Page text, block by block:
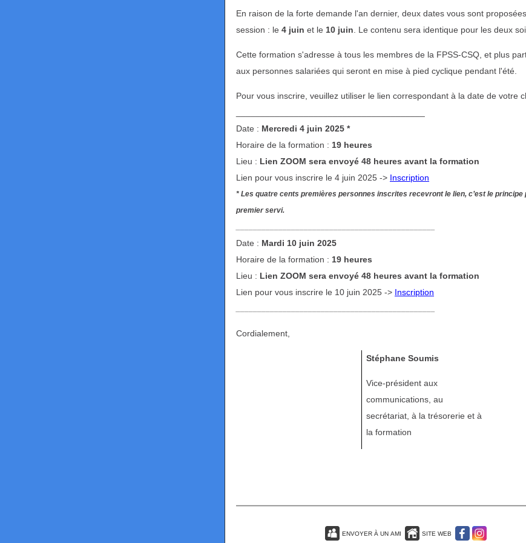
En raison de la forte demande l'an dernier, deux dates vous sont
session : le 4 juin et le 10 juin . Le contenu sera identique pour les deux
Cette formation s'adresse à tous les membres de la FPSS-CSQ, et plus
aux personnes salariées qui seront en mise à pied cyclique pendant l'été.
Pour vous inscrire, veuillez utiliser le lien correspondant à la date de votre
Date : Mercredi 4 juin 2025 *
Horaire de la formation : 19 heures
Lieu : Lien ZOOM sera envoyé 48 heures avant la formation
Lien pour vous inscrire le 4 juin 2025 -> Inscription
* Les quatre cents premières personnes inscrites recevront le lien, c’est le
premier servi.
Date : Mardi 10 juin 2025
Horaire de la formation : 19 heures
Lieu : Lien ZOOM sera envoyé 48 heures avant la formation
Lien pour vous inscrire le 10 juin 2025 -> Inscription
Cordialement,
Stéphane Soumis
Vice-président aux
communications, au
secrétariat, à la trésorerie et à
la formation
ENVOYER À UN AMI SITE WEB